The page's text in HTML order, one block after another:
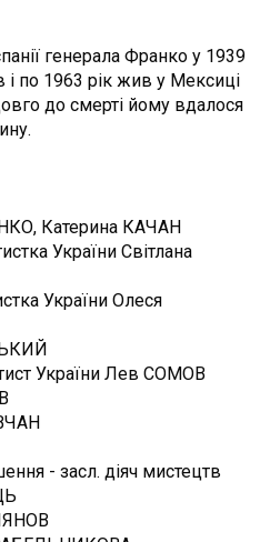
генерала Франко у 1939
і по 1963 рік жив у Мексиці
до смерті йому вдалося
Катерина КАЧАН
України Світлана
України Олеся
України Лев СОМОВ
- засл. діяч мистецтв